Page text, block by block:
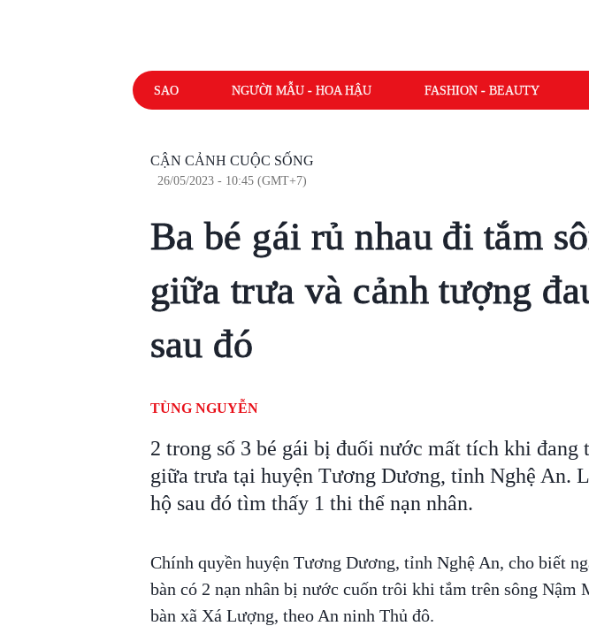
SAO NGƯỜI MẪU - HOA HẬU FASHION - BEAUTY
CẬN CẢNH CUỘC SỐNG
26/05/2023 - 10:45 (GMT+7)
Ba bé gái rủ nhau đi tắm
giữa trưa và cảnh tượng
sau đó
TÙNG NGUYỄN
2 trong số 3 bé gái bị đuối nước mất tích khi đang
giữa trưa tại huyện Tương Dương, tỉnh Nghệ An.
hộ sau đó tìm thấy 1 thi thể nạn nhân.
Chính quyền huyện Tương Dương, tỉnh Nghệ An, cho biết
bàn có 2 nạn nhân bị nước cuốn trôi khi tắm trên sông Nậm
bàn xã Xá Lượng, theo An ninh Thủ đô.